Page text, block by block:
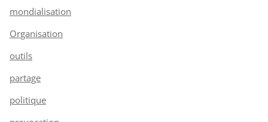
mondialisation
Organisation
outils
partage
politique